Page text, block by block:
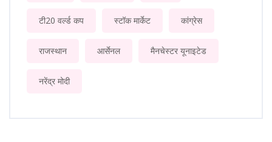
टी20 वर्ल्ड कप स्टॉक मार्केट कांग्रेस
राजस्थान आर्सेनल मैनचेस्टर यूनाइटेड
नरेंद्र मोदी